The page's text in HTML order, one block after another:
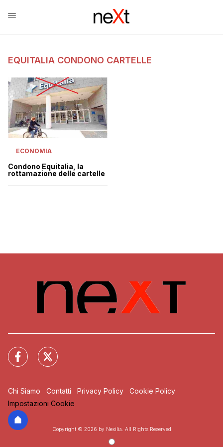
EQUITALIA CONDONO CARTELLE
ECONOMIA
Condono Equitalia, la
rottamazione delle cartelle
Chi Siamo Contatti Privacy Policy
Cookie Policy
Impostazioni Cookie
Copyright © 2026 by Nexilia. All Rights Reserved